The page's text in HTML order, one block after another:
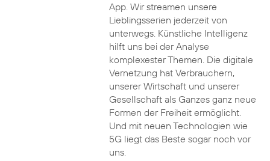
App. Wir streamen unsere
Lieblingsserien jederzeit von
unterwegs. Künstliche Intelligenz
hilft uns bei der Analyse
komplexester Themen. Die digitale
Vernetzung hat Verbrauchern,
unserer Wirtschaft und unserer
Gesellschaft als Ganzes ganz neue
Formen der Freiheit ermöglicht.
Und mit neuen Technologien wie
5G liegt das Beste sogar noch vor
uns.